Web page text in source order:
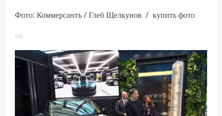
Фото: Коммерсантъ / Глеб Щелкунов / купить фото